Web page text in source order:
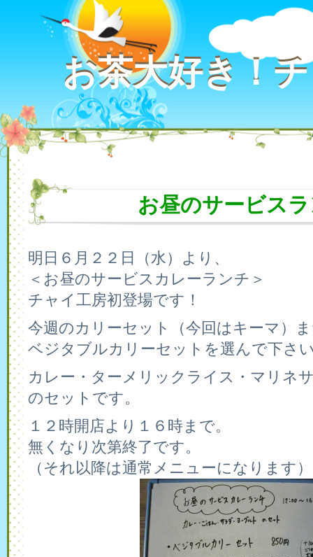
お茶大好き！
お茶大好き！
お昼のサービス
明日６月２２日（水）より、
＜お昼のサービスカレーランチ＞
チャイ工房初登場です！
今週のカリーセット（今回はキーマ）
ベジタブルカリーセットを選んで下さ
カレー・ターメリックライス・マリネ
のセットです。
１２時開店より１６時まで。
無くなり次第終了です。
（それ以降は通常メニューになります）